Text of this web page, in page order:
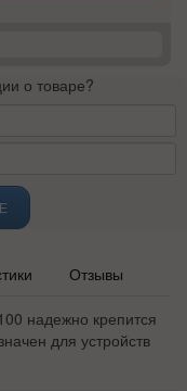
о товаре?
Отзывы
надежно крепится
для устройств